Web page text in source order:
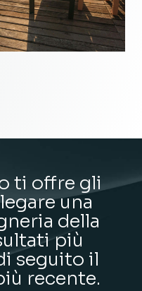
ti offre gli
una
della
più
seguito il
recente.